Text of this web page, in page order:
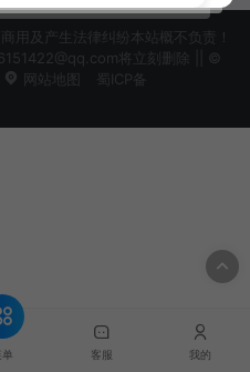
用及产生法律纠纷本站概不负责！
将立刻删除 || ©
网站地图
蜀ICP备
单 客服 我的